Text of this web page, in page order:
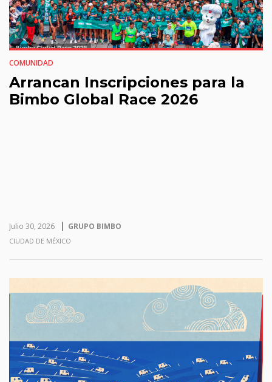
COMUNIDAD
Arrancan Inscripciones para la
Bimbo Global Race 2026
Julio 30, 2026 GRUPO BIMBO
CIUDAD DE MÉXICO